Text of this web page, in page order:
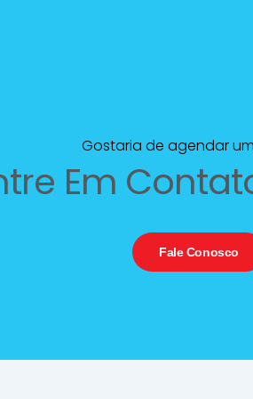
Gostaria de agendar
Em
Fale Conosco